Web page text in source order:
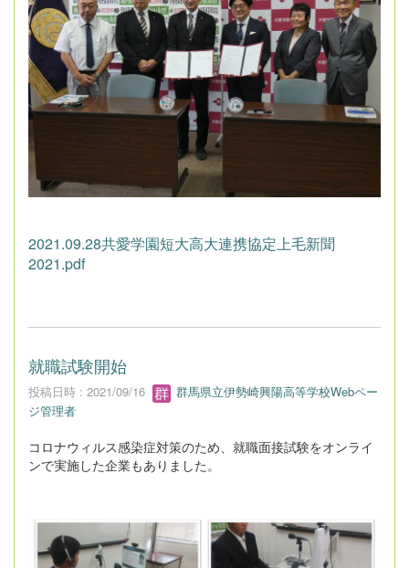
2021.09.28共愛学園短大高大連携協定上毛新聞
2021.pdf
就職試験開始
投稿日時 : 2021/09/16
群馬県立伊勢崎興陽高等学校Webペー
ジ管理者
コロナウィルス感染症対策のため、就職面接試験をオンライ
ンで実施した企業もありました。